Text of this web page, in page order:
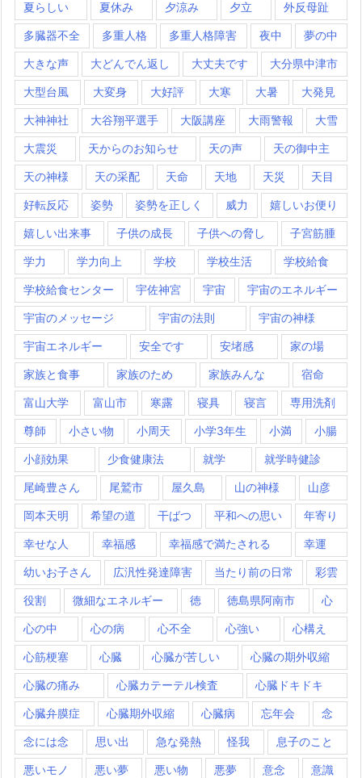
夏らしい 夏休み 夕涼み 夕立 外反母趾
多臓器不全 多重人格 多重人格障害 夜中 夢の中
大きな声 大どんでん返し 大丈夫です 大分県中津市
大型台風 大変身 大好評 大寒 大暑 大発見
大神神社 大谷翔平選手 大阪講座 大雨警報 大雪
大震災 天からのお知らせ 天の声 天の御中主
天の神様 天の采配 天命 天地 天災 天目
好転反応 姿勢 姿勢を正しく 威力 嬉しいお便り
嬉しい出来事 子供の成長 子供への脅し 子宮筋腫
学力 学力向上 学校 学校生活 学校給食
学校給食センター 宇佐神宮 宇宙 宇宙のエネルギー
宇宙のメッセージ 宇宙の法則 宇宙の神様
宇宙エネルギー 安全です 安堵感 家の場
家族と食事 家族のため 家族みんな 宿命
富山大学 富山市 寒露 寝具 寝言 専用洗剤
尊師 小さい物 小周天 小学3年生 小満 小腸
小顔効果 少食健康法 就学 就学時健診
尾崎豊さん 尾鷲市 屋久島 山の神様 山彦
岡本天明 希望の道 干ばつ 平和への思い 年寄り
幸せな人 幸福感 幸福感で満たされる 幸運
幼いお子さん 広汎性発達障害 当たり前の日常 彩雲
役割 微細なエネルギー 徳 徳島県阿南市 心
心の中 心の病 心不全 心強い 心構え
心筋梗塞 心臓 心臓が苦しい 心臓の期外収縮
心臓の痛み 心臓カテーテル検査 心臓ドキドキ
心臓弁膜症 心臓期外収縮 心臓病 忘年会 念
念には念 思い出 急な発熱 怪我 息子のこと
悪いモノ 悪い夢 悪い物 悪夢 意念 意識